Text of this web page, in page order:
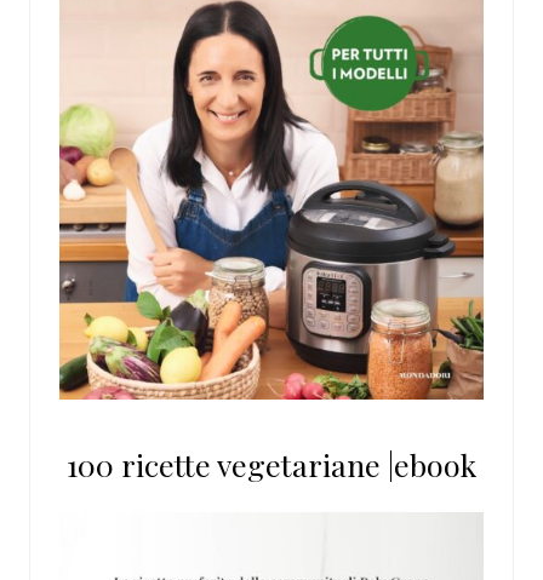
100 ricette vegetariane |ebook